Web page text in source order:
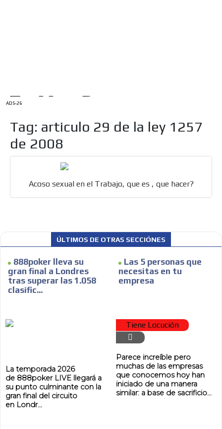
ADS-26
Tag: articulo 29 de la ley 1257
de 2008
Acoso sexual en el Trabajo, que es , que hacer?
ÚLTIMOS DE OTRAS SECCIÓNES
888poker lleva su
gran final a Londres
tras superar las 1.058
clasific...
La temporada 2026
de 888poker LIVE llegará a
su punto culminante con la
gran final del circuito
en Londr...
Las 5 personas que
necesitas en tu
empresa
Tiene Locución
Parece increíble pero
muchas de las empresas
que conocemos hoy han
iniciado de una manera
similar: a base de sacrificio...